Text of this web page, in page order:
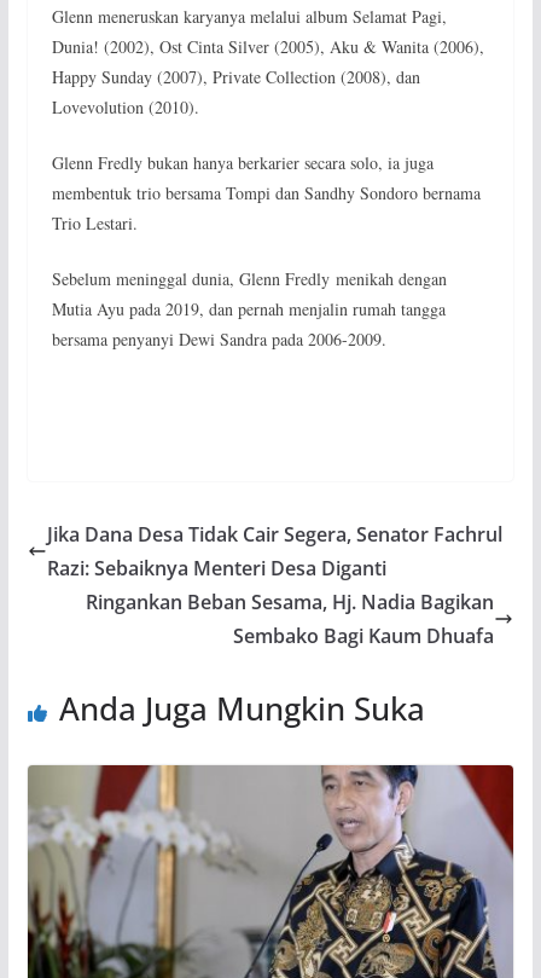
Glenn meneruskan karyanya melalui album Selamat Pagi,
Dunia! (2002), Ost Cinta Silver (2005), Aku & Wanita (2006),
Happy Sunday (2007), Private Collection (2008), dan
Lovevolution (2010).
Glenn Fredly bukan hanya berkarier secara solo, ia juga
membentuk trio bersama Tompi dan Sandhy Sondoro bernama
Trio Lestari.
Sebelum meninggal dunia, Glenn Fredly menikah dengan
Mutia Ayu pada 2019, dan pernah menjalin rumah tangga
bersama penyanyi Dewi Sandra pada 2006-2009.
Jika Dana Desa Tidak Cair Segera, Senator Fachrul
Razi: Sebaiknya Menteri Desa Diganti
Ringankan Beban Sesama, Hj. Nadia Bagikan
Sembako Bagi Kaum Dhuafa
Anda Juga Mungkin Suka